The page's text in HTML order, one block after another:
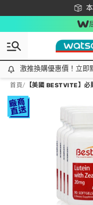
激推換購優惠價！立即點我
激推換購優惠價！立即
首頁/ 【美國 BESTVITE】